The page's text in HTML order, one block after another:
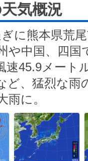
気概況
に熊本県荒
や中国、四国
速45.9メート
ど、猛烈な雨
に。